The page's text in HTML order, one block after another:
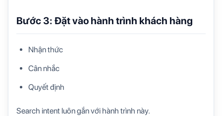
Bước 3: Đặt vào hành trình khách hàng
Nhận thức
Cân nhắc
Quyết định
Search intent luôn gắn với hành trình này.